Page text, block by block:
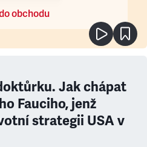
obchodu
Jak chápat
Fauciho, jenž
strategii USA v